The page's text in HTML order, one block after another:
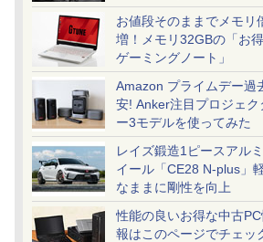
お値段そのままでメモリ
増！メモリ32GBの「お
ゲーミングノート」
Amazon プライムデー過
安! Anker注目プロジェク
ー3モデルを使ってみた
レイズ鍛造1ピースアル
イール「CE28 N-plus」
なままに剛性を向上
性能の良いお得な中古
報はこのページでチェッ